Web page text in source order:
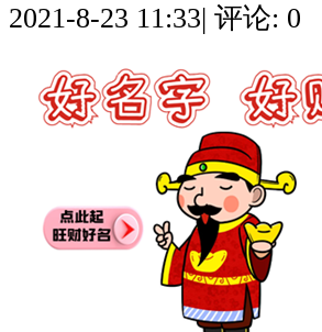
2021-8-23 11:33| 评论: 0